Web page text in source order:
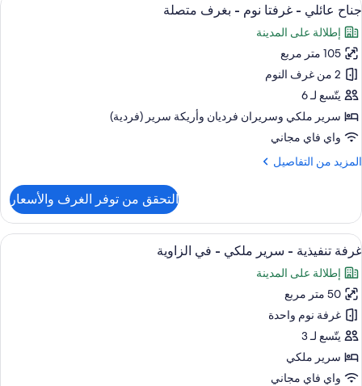
لاثنين
بمنظر
للبحر
جميع
صور
جناح
عائلي
-
غرفتا
نوم
بغرف
11
جناح عائلي - غرفتا نوم - بغرف متصلة
إطلالة على المدينة
105 متر مربع
2 من غرف النوم
يتّسع لـ 6
سرير ملكي‫‬ وسريران فرديان‫‬ وأريكة سرير (فردية)
واي فاي مجاني
المزيد من التفاصيل
المزيد
جناح
عائلي
-
غرفتا
نوم
بغرف
متصلة
التحقق من توفر الغرف والأسعار
استعراض
جميع
صور
غرفة
تنفيذية
-
سرير
ملكي
8
غرفة تنفيذية - سرير ملكي - في الزاوية
إطلالة على المدينة
50 متر مربع
غرفة نوم واحدة
يتّسع لـ 3
سرير ملكي
واي فاي مجاني